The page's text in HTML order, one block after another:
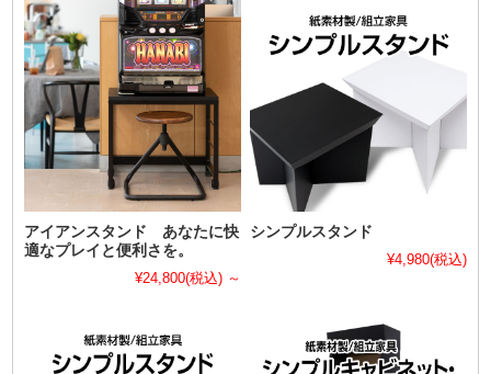
アイアンスタンド あなたに快
適なプレイと便利さを。
¥24,800(税込) ～
シンプルスタンド
¥4,980(税込)